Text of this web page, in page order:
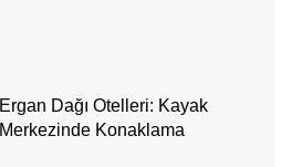
Ergan Dağı Otelleri: Kayak
Merkezinde Konaklama